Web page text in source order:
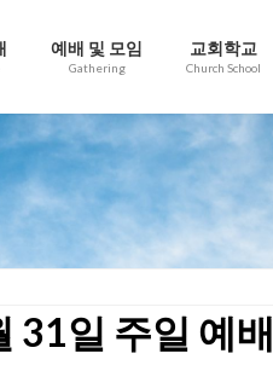
예배 및 모임
Gathering
교회학교
Church School
31일 주일 예배